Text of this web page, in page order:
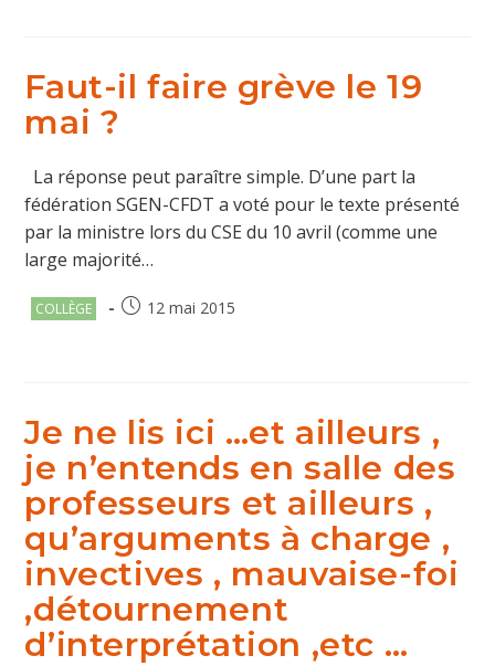
Faut-il faire grève le 19
mai ?
La réponse peut paraître simple. D’une part la
fédération SGEN-CFDT a voté pour le texte présenté
par la ministre lors du CSE du 10 avril (comme une
large majorité…
Post
COLLÈGE
Publication
12 mai 2015
Je ne lis ici …et ailleurs ,
je n’entends en salle des
professeurs et ailleurs ,
qu’arguments à charge ,
invectives , mauvaise-foi
,détournement
d’interprétation ,etc …